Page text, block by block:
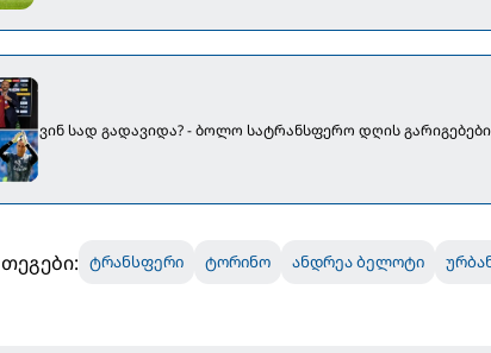
ვინ სად გადავიდა? - ბოლო სატრანსფერო დღის გარიგებები
თეგები: ტრანსფერი ტორინო ანდრეა ბელოტი